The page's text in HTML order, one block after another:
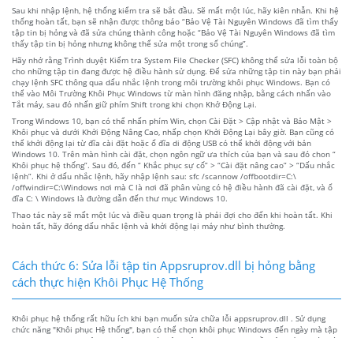
Sau khi nhập lệnh, hệ thống kiểm tra sẽ bắt đầu. Sẽ mất một lúc, hãy kiên nhẫn. Khi hệ
thống hoàn tất, bạn sẽ nhận được thông báo “Bảo Vệ Tài Nguyên Windows đã tìm thấy
tập tin bị hỏng và đã sửa chúng thành công hoặc “Bảo Vệ Tài Nguyên Windows đã tìm
thấy tập tin bị hỏng nhưng không thể sửa một trong số chúng”.
Hãy nhớ rằng Trình duyệt Kiểm tra System File Checker (SFC) không thể sửa lỗi toàn bộ
cho những tập tin đang được hệ điều hành sử dụng. Để sửa những tập tin này bạn phải
chạy lệnh SFC thông qua dấu nhắc lệnh trong môi trường khôi phục Windows. Bạn có
thể vào Môi Trường Khôi Phục Windows từ màn hình đăng nhập, bằng cách nhấn vào
Tắt máy, sau đó nhấn giữ phím Shift trong khi chọn Khở Động Lại.
Trong Windows 10, bạn có thể nhấn phím Win, chọn Cài Đặt > Cập nhật và Bảo Mật >
Khôi phục và dưới Khởi Động Nâng Cao, nhấp chọn Khởi Động Lại bây giờ. Bạn cũng có
thể khởi động lại từ đĩa cài đặt hoặc ổ đĩa di động USB có thể khởi động với bản
Windows 10. Trên màn hình cài đặt, chọn ngôn ngữ ưa thích của bạn và sau đó chon “
Khôi phục hệ thống”. Sau đó, đến “ Khắc phục sự cố” > “Cài đặt nâng cao” > “Dấu nhắc
lệnh”. Khi ở dấu nhắc lệnh, hãy nhập lệnh sau: sfc /scannow /offbootdir=C:\
/offwindir=C:\Windows nơi mà C là nơi đã phân vùng có hệ điều hành đã cài đặt, và ổ
đĩa C: \ Windows là đường dẫn đến thư mục Windows 10.
Thao tác này sẽ mất một lúc và điều quan trọng là phải đợi cho đến khi hoàn tất. Khi
hoàn tất, hãy đóng dấu nhắc lệnh và khởi động lại máy như bình thường.
Cách thức 6: Sửa lỗi tập tin Appsruprov.dll bị hỏng bằng
cách thực hiện Khôi Phục Hệ Thống
Khôi phục hệ thống rất hữu ích khi bạn muốn sửa chữa lỗi appsruprov.dll . Sử dụng
chức năng "Khôi phục Hệ thống", bạn có thể chọn khôi phục Windows đến ngày mà tập